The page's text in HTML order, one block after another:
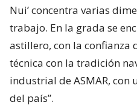
Nui’ concentra varias
trabajo. En la grada se
astillero, con la confianza
técnica con la tradición
industrial de ASMAR, con
del país”.